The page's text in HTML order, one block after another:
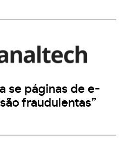
se páginas de e-
fraudulentas”